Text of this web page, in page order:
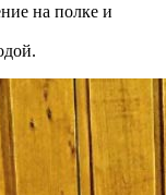
на полке и